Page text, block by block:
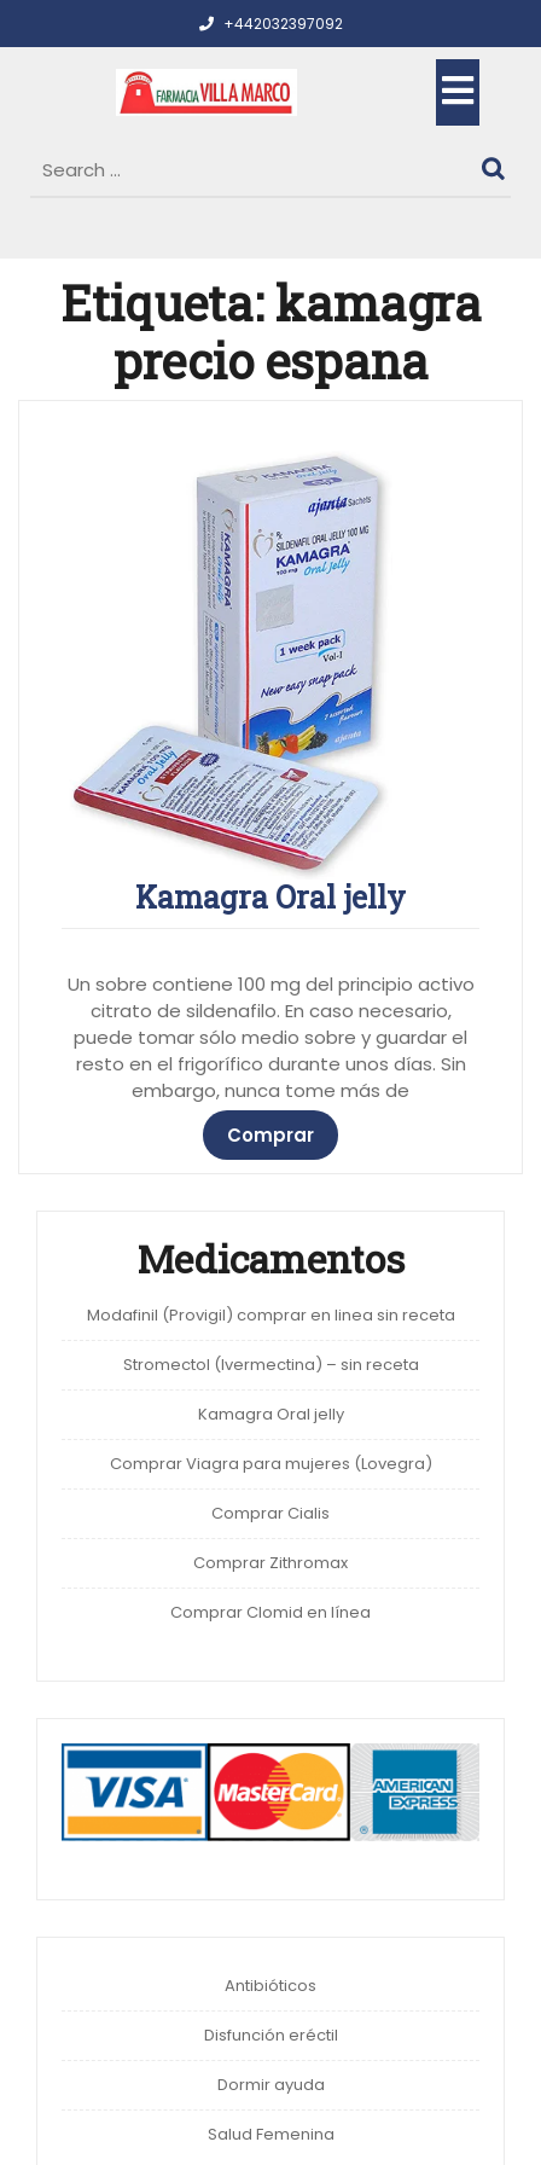
+442032397092
Etiqueta:kamagra
precio espana
Kamagra Oral jelly
Un sobre contiene 100 mg del principio activo
citrato de sildenafilo. En caso necesario,
puede tomar sólo medio sobre y guardar el
resto en el frigorífico durante unos días. Sin
embargo, nunca tome más de
Comprar
Medicamentos
Modafinil (Provigil) comprar en linea sin receta
Stromectol (Ivermectina) – sin receta
Kamagra Oral jelly
Comprar Viagra para mujeres (Lovegra)
Comprar Cialis
Comprar Zithromax
Comprar Clomid en línea
Antibióticos
Disfunción eréctil
Dormir ayuda
Salud Femenina